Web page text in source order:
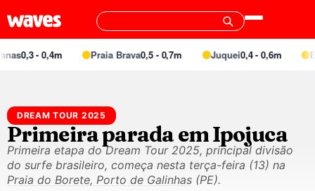
0,3 - 0,4m Praia Brava0,5 - 0,7m Juquei0,4 - 0,6m
DREAM TOUR 2025
Primeira parada em Ipojuca
Primeira etapa do Dream Tour 2025, principal divisão
do surfe brasileiro, começa nesta terça-feira (13) na
Praia do Borete, Porto de Galinhas (PE).